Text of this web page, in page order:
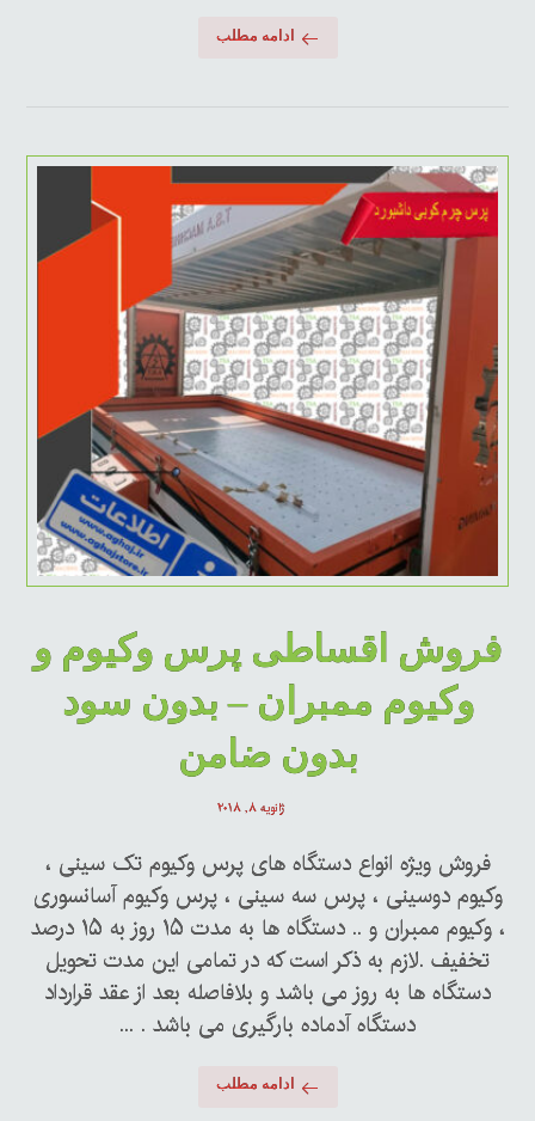
ادامه مطلب
فروش اقساطی پرس وکیوم و
وکیوم ممبران – بدون سود
بدون ضامن
ژانویه ۸, ۲۰۱۸
فروش ویژه انواع دستگاه های پرس وکیوم تک سینی ،
وکیوم دوسینی ، پرس سه سینی ، پرس وکیوم آسانسوری
، وکیوم ممبران و .. دستگاه ها به مدت ۱۵ روز به ۱۵ درصد
تخفیف .لازم به ذکر است که در تمامی این مدت تحویل
دستگاه ها به روز می باشد و بلافاصله بعد از عقد قرارداد
دستگاه آدماده بارگیری می باشد . ...
ادامه مطلب